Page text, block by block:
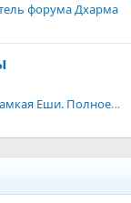
форума Дхарма
8 августа 2026. 10:30-12:30 мск Учение Намкая Еши. Полное объяснение изначальных мудростей: сущности, природы и энергии и практики Трекчо. Трансляция.